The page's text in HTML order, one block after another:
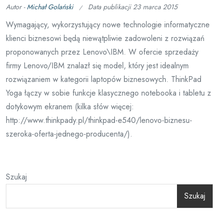
Autor -Michał Golański Data publikacji23 marca 2015
Wymagający, wykorzystujący nowe technologie informatyczne
klienci biznesowi będą niewątpliwie zadowoleni z rozwiązań
proponowanych przez Lenovo\IBM. W ofercie sprzedaży
firmy Lenovo/IBM znalazł się model, który jest idealnym
rozwiązaniem w kategorii laptopów biznesowych. ThinkPad
Yoga łączy w sobie funkcje klasycznego notebooka i tabletu z
dotykowym ekranem (kilka słów więcej:
http://www.thinkpady.pl/thinkpad-e540/lenovo-biznesu-
szeroka-oferta-jednego-producenta/).
Szukaj
Szukaj